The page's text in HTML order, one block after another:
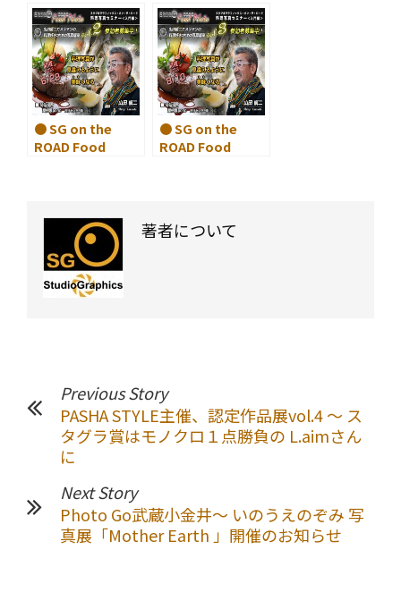
デミー ）2021年度
新学期が申し込み
開始
モデル・ヘアメイ
ク目線のポートレ
イト ＞
● SG on the
ROAD Food
● SG on the
ROAD Food
著者について
Previous Story
PASHA STYLE主催、認定作品展vol.4 ～ ス
タグラ賞はモノクロ１点勝負の L.aimさん
に
Next Story
Photo Go武蔵小金井～ いのうえのぞみ 写
真展「Mother Earth 」開催のお知らせ